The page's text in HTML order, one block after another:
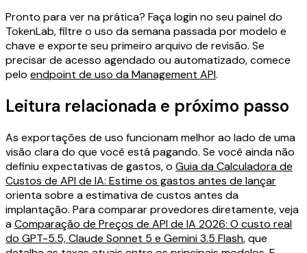
Pronto para ver na prática? Faça login no seu painel do
TokenLab, filtre o uso da semana passada por modelo e
chave e exporte seu primeiro arquivo de revisão. Se
precisar de acesso agendado ou automatizado, comece
pelo endpoint de uso da Management API.
Leitura relacionada e próximo passo
As exportações de uso funcionam melhor ao lado de uma
visão clara do que você está pagando. Se você ainda não
definiu expectativas de gastos, o Guia da Calculadora de
Custos de API de IA: Estime os gastos antes de lançar
orienta sobre a estimativa de custos antes da
implantação. Para comparar provedores diretamente, veja
aComparação de Preços de API de IA 2026: O custo real
do GPT-5.5, Claude Sonnet 5 e Gemini 3.5 Flash, que